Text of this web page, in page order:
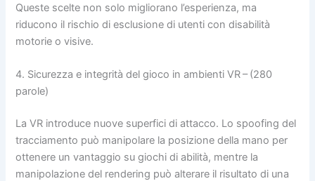
Queste scelte non solo migliorano l’esperienza, ma
riducono il rischio di esclusione di utenti con disabilità
motorie o visive.
4. Sicurezza e integrità del gioco in ambienti VR – (280
parole)
La VR introduce nuove superfici di attacco. Lo spoofing del
tracciamento può manipolare la posizione della mano per
ottenere un vantaggio su giochi di abilità, mentre la
manipolazione del rendering può alterare il risultato di una